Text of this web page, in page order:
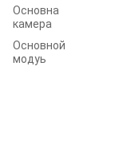
Основна
камера
Основной
модуь